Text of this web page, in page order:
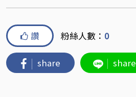
讚 粉絲人數： 0
share share